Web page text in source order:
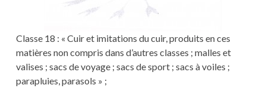
Classe 18 : « Cuir et imitations du cuir, produits en ces
matières non compris dans d’autres classes ; malles et
valises ; sacs de voyage ; sacs de sport ; sacs à voiles ;
parapluies, parasols » ;